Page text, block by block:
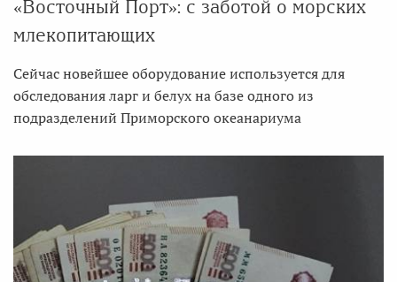
«Восточный Порт»: с заботой о морских
млекопитающих
Сейчас новейшее оборудование используется для
обследования ларг и белух на базе одного из
подразделений Приморского океанариума